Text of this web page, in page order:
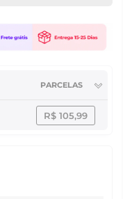
PARCELAS
R$ 105,99